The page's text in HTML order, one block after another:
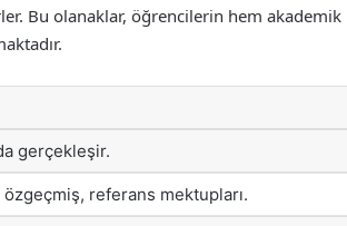
Bu olanaklar, öğrencilerin hem akademik
gerçekleşir.
referans mektupları.